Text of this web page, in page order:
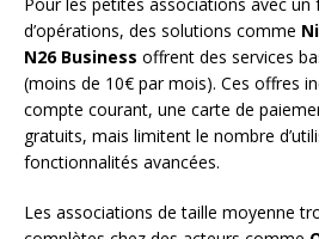
d’opérations, des solutions comme
N26 Business offrent des services
(moins de 10€ par mois). Ces offres
compte courant, une carte de
gratuits, mais limitent le nombre
fonctionnalités avancées.
Les associations de taille moyenne